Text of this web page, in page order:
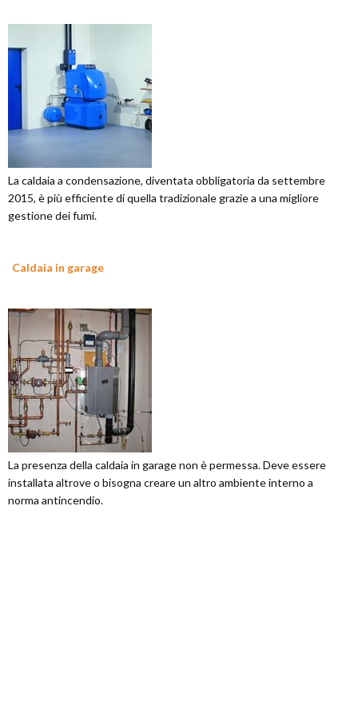
La caldaia a condensazione, diventata obbligatoria da settembre
2015, è più efficiente di quella tradizionale grazie a una migliore
gestione dei fumi.
Caldaia in garage
La presenza della caldaia in garage non è permessa. Deve essere
installata altrove o bisogna creare un altro ambiente interno a
norma antincendio.